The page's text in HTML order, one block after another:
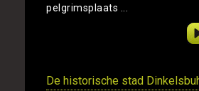
pelgrimsplaats ...
De historische stad